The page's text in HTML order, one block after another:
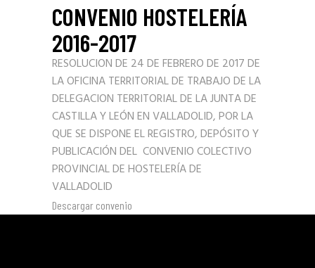
CONVENIO HOSTELERÍA
2016-2017
RESOLUCION DE 24 DE FEBRERO DE 2017 DE
LA OFICINA TERRITORIAL DE TRABAJO DE LA
DELEGACION TERRITORIAL DE LA JUNTA DE
CASTILLA Y LEÓN EN VALLADOLID, POR LA
QUE SE DISPONE EL REGISTRO, DEPÓSITO Y
PUBLICACIÓN DEL CONVENIO COLECTIVO
PROVINCIAL DE HOSTELERÍA DE
VALLADOLID
Descargar convenio